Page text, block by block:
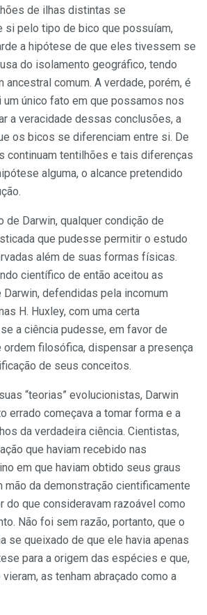
de ilhas dis­tintas se
si pelo tipo de bico que possuíam,
a hipótese de que eles tivessem se
do isolamento geográfico, tendo
ancestral comum. A verdade, porém, é
um único fato em que possamos nos
a veracidade dessas conclusões, a
os bicos se diferenciam entre si. De
continuam tentilhões e tais diferen­ças
alguma, o alcance pretendido
de Darwin, qualquer condição de
que pudesse permitir o estudo
além de suas formas físicas.
científico de então aceitou as
defen­didas pela incomum
H. Huxley, com uma certa
a ciência pu­desse, em favor de
filosófica, dispensar a pre­sença
de seus conceitos.
“teorias” evolucionistas, Darwin
errado começava a tomar for­ma e a
da ver­dadeira ciência. Cientistas,
que haviam recebi­do nas
em que haviam obtido seus graus
mão da demonstração cientificamente
do que consideravam razoável como
Não foi sem razão, portanto, que o
se queixado de que ele havia ape­nas
para a origem das espécies e que,
as tenham abra­çado como a